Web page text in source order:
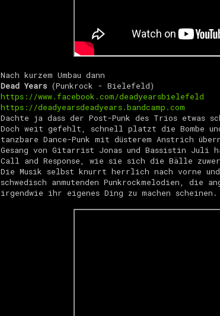
Nach kurzem Umbau dann
Dead Years (Punkrock - Bielefeld)
https://www.facebook.com/deadyearsbielefeld
https://deadyearsdeadyears.bandcamp.com
Dachte ja dass der Post-Punk des Trios etwas
Doch weit gefehlt, schnell platzt die Bombe
tanzbare Dance-Punk mit düsterem Anstrich
Gesang von Gitarrist Jonas und Bassistin Juli
Call and Response, wie sie sich die Bälle
Die Musik selbst knurrt herrlich nach vorne
schwedisch anmutenden Punkrockmelodien, die
irgendwie ihr eigenes Ding zu machen scheinen.